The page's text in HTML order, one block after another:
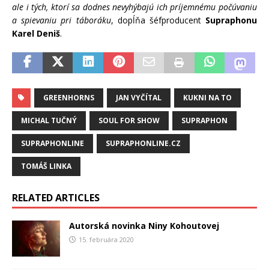
ale i tých, ktorí sa dodnes nevyhýbajú ich príjemnému počúvaniu
a spievaniu pri táboráku, dopĺňa šéfproducent Supraphonu
Karel Deniš.
GREENHORNS JAN VYČÍTAL KUKNI NA TO
MICHAL TUČNÝ SOUL FOR SHOW SUPRAPHON
SUPRAPHONLINE SUPRAPHONLINE.CZ
TOMÁŠ LINKA
RELATED ARTICLES
Autorská novinka Niny Kohoutovej
15. februára 2020